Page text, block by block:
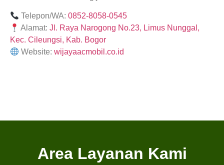
Telepon/WA:0852-8058-0545
Alamat:Jl. Raya Narogong No.23, Limus Nunggal,
Kec. Cileungsi, Kab. Bogor
Website:wijayaacmobil.co.id
Area Layanan Kami